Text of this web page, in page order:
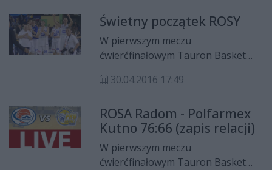
stronę półfinału. W niedzielę (1
maja) podopieczni Wojciecha
Kamińskiego będą mogli jeszcze
bardziej zbliżyć się do rozgrywki
medalowej (relacja LIVE TUTAJ), ale
jakie emocje były w pierwszym
pojedynku.
Świetny początek ROSY
W pierwszym meczu
ćwierćfinałowym Tauron Basket
własnej hali Polfarmex Kutno 76:66.
był kapitan „Smoków” Robert
Witka, który zdobył aż 19 punktów.
W rywalizacji do trzech zwycięstw
radomianie prowadzą 1:0.
30.04.2016 17:49
ROSA Radom - Polfarmex
Kutno 76:66 (zapis relacji)
W pierwszym meczu
ćwierćfinałowym Tauron Basket